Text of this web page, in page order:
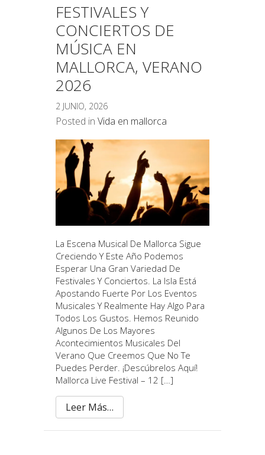
FESTIVALES Y
CONCIERTOS DE
MÚSICA EN
MALLORCA, VERANO
2026
2 JUNIO, 2026
Posted in Vida en mallorca
La Escena Musical De Mallorca Sigue
Creciendo Y Este Año Podemos
Esperar Una Gran Variedad De
Festivales Y Conciertos. La Isla Está
Apostando Fuerte Por Los Eventos
Musicales Y Realmente Hay Algo Para
Todos Los Gustos. Hemos Reunido
Algunos De Los Mayores
Acontecimientos Musicales Del
Verano Que Creemos Que No Te
Puedes Perder. ¡Descúbrelos Aquí!
Mallorca Live Festival – 12 […]
Leer Más…